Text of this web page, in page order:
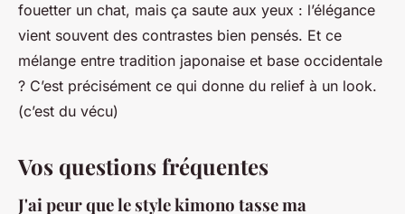
fouetter un chat, mais ça saute aux yeux : l’élégance
vient souvent des contrastes bien pensés. Et ce
mélange entre tradition japonaise et base occidentale
? C’est précisément ce qui donne du relief à un look.
(c’est du vécu)
Vos questions fréquentes
J'ai peur que le style kimono tasse ma